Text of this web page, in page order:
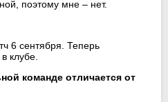
поэтому мне – нет.
6 сентября. Теперь
клубе.
команде отличается от